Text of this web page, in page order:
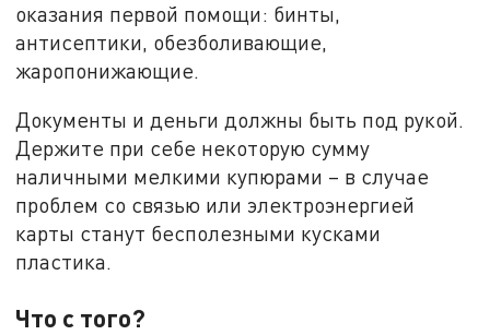
оказания первой помощи: бинты,
антисептики, обезболивающие,
жаропонижающие.
Документы и деньги должны быть под рукой.
Держите при себе некоторую сумму
наличными мелкими купюрами – в случае
проблем со связью или электроэнергией
карты станут бесполезными кусками
пластика.
Что с того?